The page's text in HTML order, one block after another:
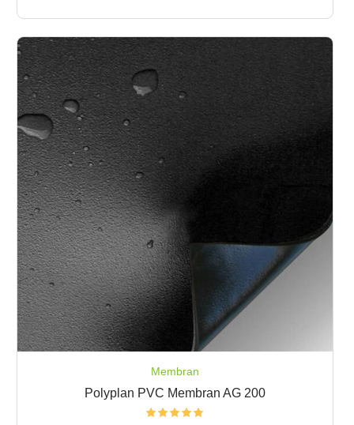
Membran
Polyplan PVC Membran AG 200